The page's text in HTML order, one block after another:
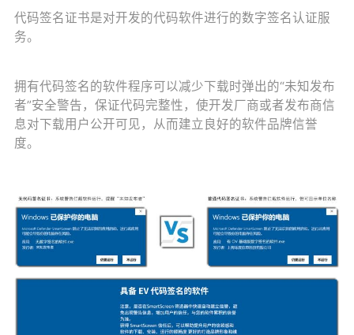
代码签名证书是对开发的代码软件进行的数字签名认证服
务。
拥有代码签名的软件程序可以减少下载时弹出的“未知发布
者”安全警告，保证代码完整性，使开发厂商或者发布商信
息对下载用户公开可见，从而建立良好的软件品牌信誉
度。